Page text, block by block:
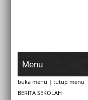
Menu
buka menu | tutup menu
BERITA SEKOLAH